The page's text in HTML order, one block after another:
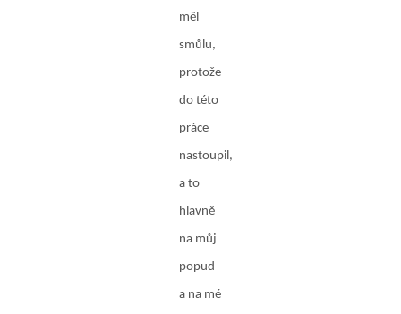
měl
smůlu,
protože
do této
práce
nastoupil,
a to
hlavně
na můj
popud
a na mé